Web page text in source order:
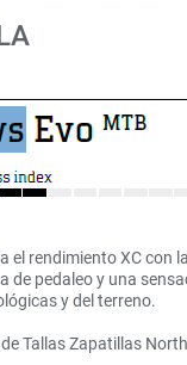
el rendimiento XC con
de pedaleo y una
y del terreno.
Tallas Zapatillas